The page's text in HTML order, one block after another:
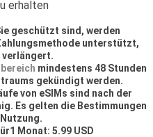
erhalten
geschützt sind, werden
unterstützt,
mindestens 48 Stunden
gekündigt werden.
von eSIMs sind nach der
Es gelten die Bestimmungen
Monat: 5.99 USD